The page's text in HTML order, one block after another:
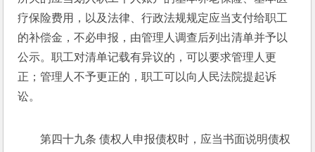
疗保险费用，以及法律、行政法规规定应当支付给职工
的补偿金，不必申报，由管理人调查后列出清单并予以
公示。职工对清单记载有异议的，可以要求管理人更
正；管理人不予更正的，职工可以向人民法院提起诉
讼。
第四十九条 债权人申报债权时，应当书面说明债权